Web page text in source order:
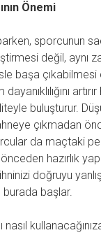
Önemi
sporcunun
değil, aynı
başa çıkabilmesi
buluşturur.
çıkmadan
da maçtaki
hazırlık
doğruyu
başlar.
nasıl